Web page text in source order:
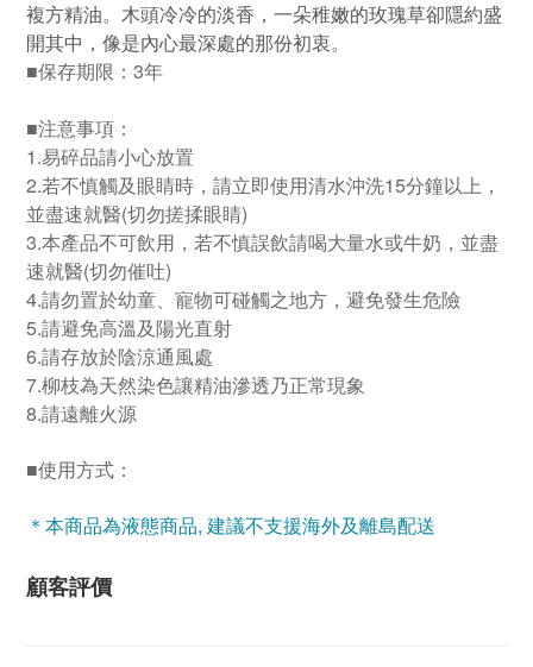
複方精油。 木頭冷冷的淡香，一朵稚嫩的玫瑰草卻隱約盛
開其中，像是內心最深處的那份初衷。
■保存期限：3年
■注意事項：
1.易碎品請小心放置
2.若不慎觸及眼睛時，請立即使用清水沖洗15分鐘以上，
並盡速就醫(切勿搓揉眼睛)
3.本產品不可飲用，若不慎誤飲請喝大量水或牛奶，並盡
速就醫(切勿催吐)
4.請勿置於幼童、寵物可碰觸之地方，避免發生危險
5.請避免高溫及陽光直射
6.請存放於陰涼通風處
7.柳枝為天然染色讓精油滲透乃正常現象
8.請遠離火源
■使用方式：
＊本商品為液態商品, 建議不支援海外及離島配送
顧客評價